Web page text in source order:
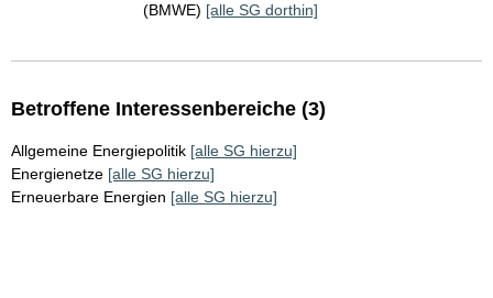
(BMWE) [alle SG dorthin]
Betroffene Interessenbereiche (3)
Allgemeine Energiepolitik [alle SG hierzu]
Energienetze [alle SG hierzu]
Erneuerbare Energien [alle SG hierzu]